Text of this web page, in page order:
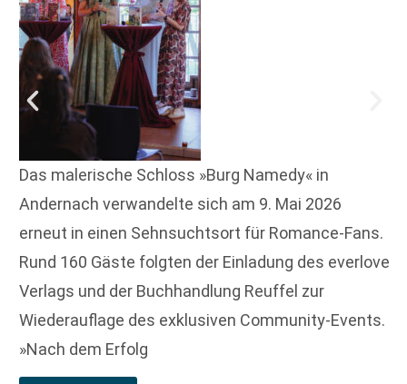
Das malerische Schloss »Burg Namedy« in
Andernach verwandelte sich am 9. Mai 2026
erneut in einen Sehnsuchtsort für Romance-Fans.
Rund 160 Gäste folgten der Einladung des everlove
Verlags und der Buchhandlung Reuffel zur
Wiederauflage des exklusiven Community-Events.
»Nach dem Erfolg